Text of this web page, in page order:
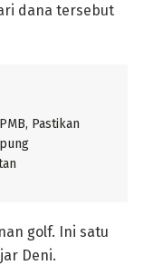
dana tersebut
Pastikan
golf. Ini satu
Deni.